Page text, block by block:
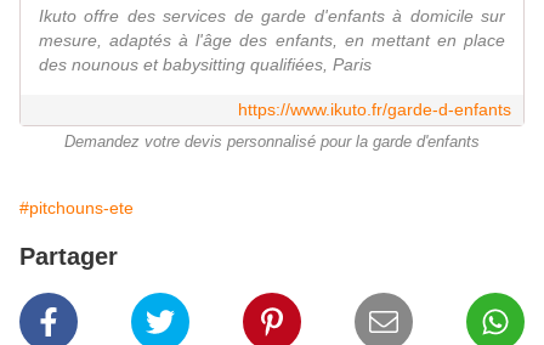
Ikuto offre des services de garde d'enfants à domicile sur
mesure, adaptés à l'âge des enfants, en mettant en place
des nounous et babysitting qualifiées, Paris
https://www.ikuto.fr/garde-d-enfants
Demandez votre devis personnalisé pour la garde d'enfants
#pitchouns-ete
Partager